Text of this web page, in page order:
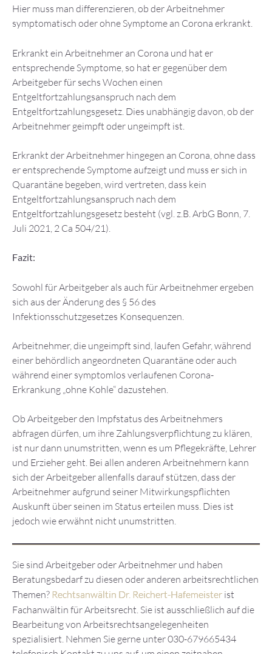
Hier muss man differenzieren, ob der Arbeitnehmer
symptomatisch oder ohne Symptome an Corona erkrankt.
Erkrankt ein Arbeitnehmer an Corona und hat er
entsprechende Symptome, so hat er gegenüber dem
Arbeitgeber für sechs Wochen einen
Entgeltfortzahlungsanspruch nach dem
Entgeltfortzahlungsgesetz. Dies unabhängig davon, ob der
Arbeitnehmer geimpft oder ungeimpft ist.
Erkrankt der Arbeitnehmer hingegen an Corona, ohne dass
er entsprechende Symptome aufzeigt und muss er sich in
Quarantäne begeben, wird vertreten, dass kein
Entgeltfortzahlungsanspruch nach dem
Entgeltfortzahlungsgesetz besteht (vgl. z.B. ArbG Bonn, 7.
Juli 2021, 2 Ca 504/21).
Fazit:
Sowohl für Arbeitgeber als auch für Arbeitnehmer ergeben
sich aus der Änderung des § 56 des
Infektionsschutzgesetzes Konsequenzen.
Arbeitnehmer, die ungeimpft sind, laufen Gefahr, während
einer behördlich angeordneten Quarantäne oder auch
während einer symptomlos verlaufenen Corona-
Erkrankung „ohne Kohle“ dazustehen.
Ob Arbeitgeber den Impfstatus des Arbeitnehmers
abfragen dürfen, um ihre Zahlungsverpflichtung zu klären,
ist nur dann unumstritten, wenn es um Pflegekräfte, Lehrer
und Erzieher geht. Bei allen anderen Arbeitnehmern kann
sich der Arbeitgeber allenfalls darauf stützen, dass der
Arbeitnehmer aufgrund seiner Mitwirkungspflichten
Auskunft über seinen im Status erteilen muss. Dies ist
jedoch wie erwähnt nicht unumstritten.
Sie sind Arbeitgeber oder Arbeitnehmer und haben
Beratungsbedarf zu diesen oder anderen arbeitsrechtlichen
Themen? Rechtsanwältin Dr. Reichert-Hafemeister ist
Fachanwältin für Arbeitsrecht. Sie ist ausschließlich auf die
Bearbeitung von Arbeitsrechtsangelegenheiten
spezialisiert. Nehmen Sie gerne unter 030-679665434